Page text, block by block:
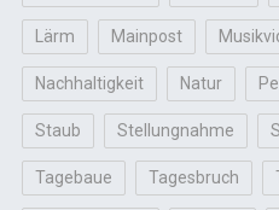
Lärm Mainpost
Nachhaltigkeit Natur
Staub Stellungnahme
Tagebaue Tagesbruch